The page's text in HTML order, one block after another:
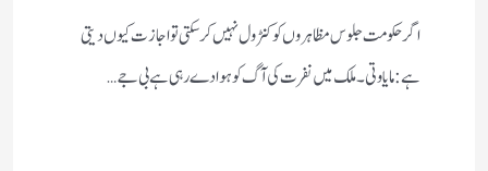
اگر حکومت جلوس مظاہروں کو کنٹرول نہیں کرسکتی تو اجازت کیوں دیتی
ہے:مایاوتی۔ ملک میں نفرت کی آگ کو ہوا دے رہی ہے بی جے…